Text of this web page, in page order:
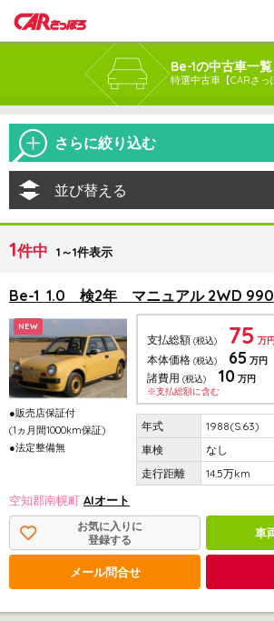
Be-1の中古車一覧
特選中古車【CARさっ
さらに絞り込む
並び替える
1件中 1～1件表示
Be-1 1.0 検2年 マニュアル 2WD 990
NEW
●販売店保証付
(1ヵ月間1000km保証)
●法定整備無
支払総額 (税込) 75 万
本体価格 (税込) 65 万円
諸費用 (税込) 10 万円
※支払総額に含む
1988(S.63)
なし
14.5万km
空知郡南幌町 AIオート
お気に入りに
登録する
車
メール問合せ